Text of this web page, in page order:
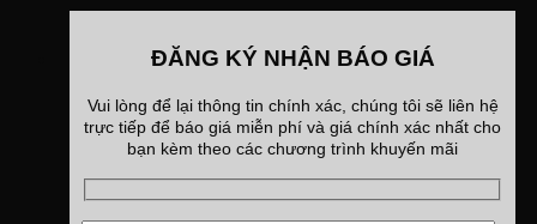
ĐĂNG KÝ NHẬN BÁO GIÁ
Vui lòng để lại thông tin chính xác, chúng tôi sẽ liên hệ
trực tiếp để báo giá miễn phí và giá chính xác nhất cho
bạn kèm theo các chương trình khuyến mãi